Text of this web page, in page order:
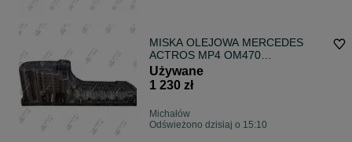
MISKA OLEJOWA MERCEDES
ACTROS MP4 OM470
A4710106113
Używane
1 230 zł
Michałów
Odświeżono dzisiaj o 15:10